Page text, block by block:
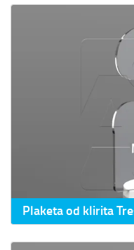
Plaketa od klirita